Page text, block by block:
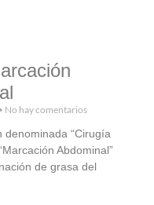
No hay comentarios
denominada “Cirugía
Abdominal”
de grasa del